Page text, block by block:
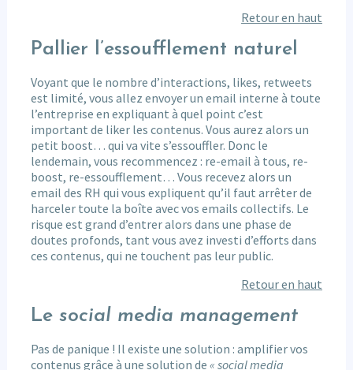
Retour en haut
Pallier l’essoufflement naturel
Voyant que le nombre d’interactions, likes, retweets
est limité, vous allez envoyer un email interne à toute
l’entreprise en expliquant à quel point c’est
important de liker les contenus. Vous aurez alors un
petit boost… qui va vite s’essouffler. Donc le
lendemain, vous recommencez : re-email à tous, re-
boost, re-essoufflement… Vous recevez alors un
email des RH qui vous expliquent qu’il faut arrêter de
harceler toute la boîte avec vos emails collectifs. Le
risque est grand d’entrer alors dans une phase de
doutes profonds, tant vous avez investi d’efforts dans
ces contenus, qui ne touchent pas leur public.
Retour en haut
Le social media management
Pas de panique ! Il existe une solution : amplifier vos
contenus grâce à une solution de « social media